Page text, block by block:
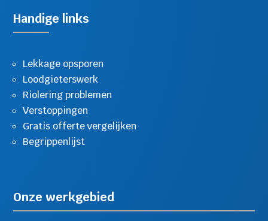
Handige links
Lekkage opsporen
Loodgieterswerk
Riolering problemen
Verstoppingen
Gratis offerte vergelijken
Begrippenlijst
Onze werkgebied